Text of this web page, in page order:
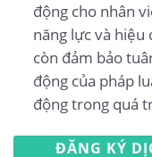
động cho nhân
năng lực và hiệu
còn đảm bảo
động của pháp
động trong quá
ĐĂNG KÝ